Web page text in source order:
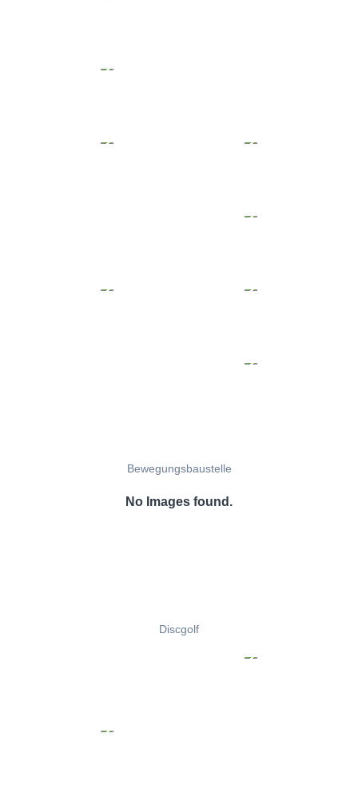
Bewegungsbaustelle
No Images found.
Discgolf